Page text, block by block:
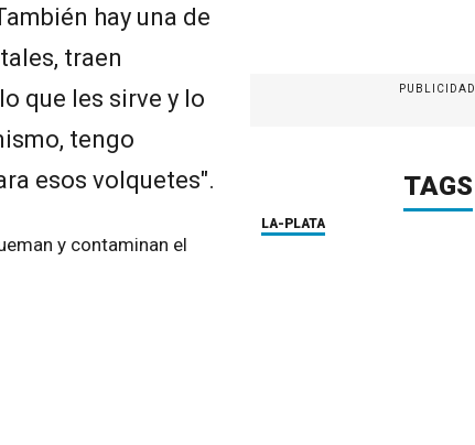
hay una de
traen
que les sirve y lo
tengo
esos volquetes".
PUBLICIDAD
TAGS
LA-PLATA